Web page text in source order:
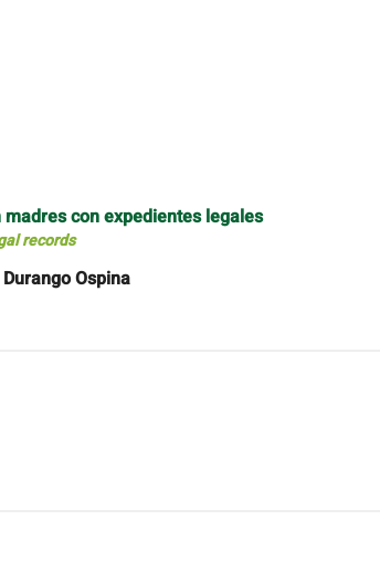
con expedientes legales
records
Ospina